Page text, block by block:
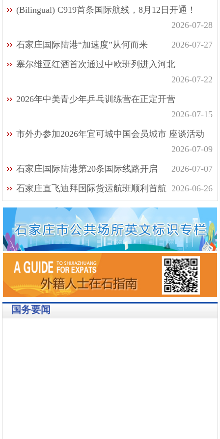
(Bilingual) C919首条国际航线，8月12日开通！
2026-07-28
石家庄国际陆港“加速度”从何而来
2026-07-27
塞尔维亚红酒首次通过中欧班列进入河北
2026-07-22
2026年中美青少年乒乓训练营在正定开营
2026-07-15
市外办参加2026年宜可城中国会员城市 座谈活动
2026-07-09
石家庄国际陆港第20条国际线路开启
2026-07-07
石家庄直飞迪拜国际货运航班顺利首航 2026-06-26
国务要闻